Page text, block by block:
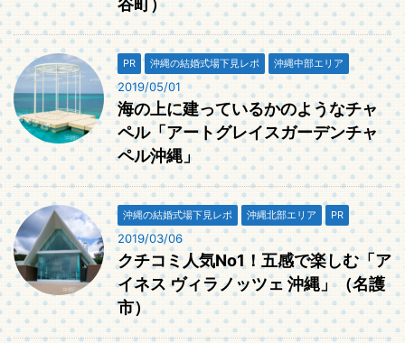
谷町）
PR 沖縄の結婚式場下見レポ 沖縄中部エリア
2019/05/01
海の上に建っているかのようなチャ
ペル「アートグレイスガーデンチャ
ペル沖縄」
沖縄の結婚式場下見レポ 沖縄北部エリア PR
2019/03/06
クチコミ人気No1！五感で楽しむ「ア
イネス ヴィラノッツェ 沖縄」（名護
市）